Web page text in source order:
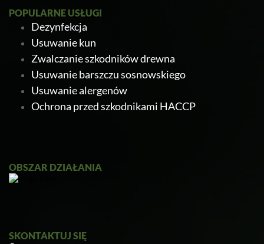
OBSZAR DZIAŁANIA
POPULARNE USŁUGI
Dezynfekcja
Usuwanie kun
Zwalczanie szkodników drewna
Usuwanie barszczu sosnowskiego
Usuwanie alergenów
Ochrona przed szkodnikami HACCP
SKONTAKTUJ SIĘ